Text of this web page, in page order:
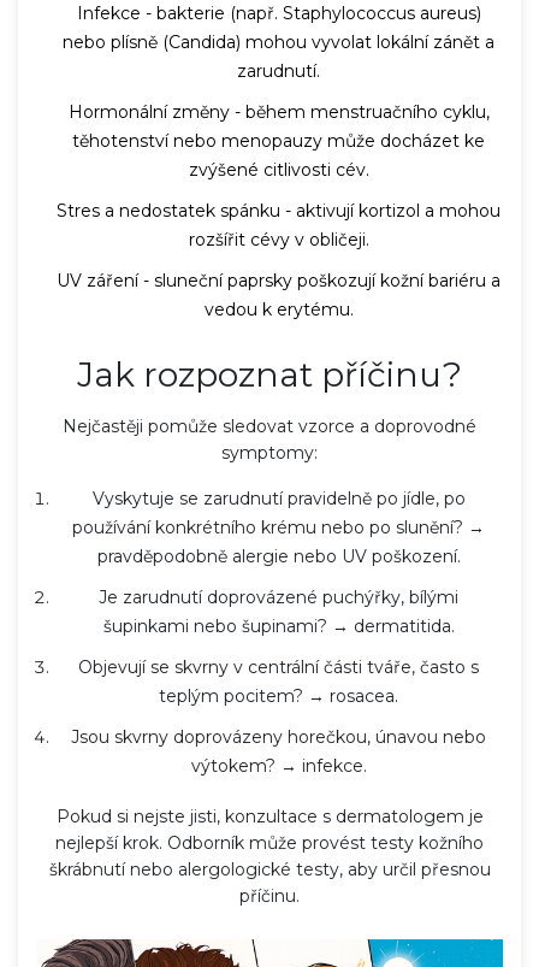
Infekce - bakterie (např. Staphylococcus aureus)
nebo plísně (Candida) mohou vyvolat lokální zánět a
zarudnutí.
Hormonální změny - během menstruačního cyklu,
těhotenství nebo menopauzy může docházet ke
zvýšené citlivosti cév.
Stres a nedostatek spánku - aktivují kortizol a mohou
rozšířit cévy v obličeji.
UV záření - sluneční paprsky poškozují kožní bariéru a
vedou k erytému.
Jak rozpoznat příčinu?
Nejčastěji pomůže sledovat vzorce a doprovodné
symptomy:
Vyskytuje se zarudnutí pravidelně po jídle, po
používání konkrétního krému nebo po slunění? →
pravděpodobně alergie nebo UV poškození.
Je zarudnutí doprovázené puchýřky, bílými
šupinkami nebo šupinami? → dermatitida.
Objevují se skvrny v centrální části tváře, často s
teplým pocitem? → rosacea.
Jsou skvrny doprovázeny horečkou, únavou nebo
výtokem? → infekce.
Pokud si nejste jisti, konzultace s dermatologem je
nejlepší krok. Odborník může provést testy kožního
škrábnutí nebo alergologické testy, aby určil přesnou
příčinu.